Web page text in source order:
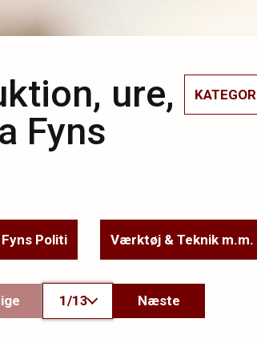
ure,
Fyns
Politi Værktøj & Teknik m.m.
1/13 Næste